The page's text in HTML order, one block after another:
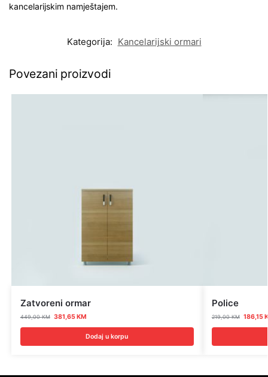
kancelarijskim namještajem.
Kategorija: Kancelarijski ormari
Povezani proizvodi
Zatvoreni ormar
449,00KM 381,65KM
Dodaj u korpu
Police
219,00KM 186,15